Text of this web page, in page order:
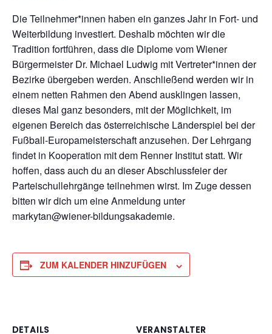
Die Teilnehmer*innen haben ein ganzes Jahr in Fort- und
Weiterbildung investiert. Deshalb möchten wir die
Tradition fortführen, dass die Diplome vom Wiener
Bürgermeister Dr. Michael Ludwig mit Vertreter*innen der
Bezirke übergeben werden. Anschließend werden wir in
einem netten Rahmen den Abend ausklingen lassen,
dieses Mal ganz besonders, mit der Möglichkeit, im
eigenen Bereich das österreichische Länderspiel bei der
Fußball-Europameisterschaft anzusehen. Der Lehrgang
findet in Kooperation mit dem Renner Institut statt. Wir
hoffen, dass auch du an dieser Abschlussfeier der
Parteischullehrgänge teilnehmen wirst. Im Zuge dessen
bitten wir dich um eine Anmeldung unter
markytan@wiener-bildungsakademie.
ZUM KALENDER HINZUFÜGEN
DETAILS
VERANSTALTER